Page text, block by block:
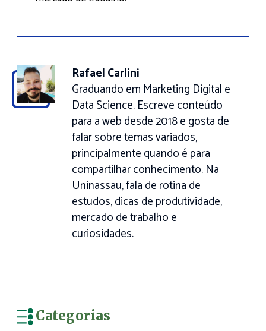
Rafael Carlini
Graduando em Marketing Digital e
Data Science. Escreve conteúdo
para a web desde 2018 e gosta de
falar sobre temas variados,
principalmente quando é para
compartilhar conhecimento. Na
Uninassau, fala de rotina de
estudos, dicas de produtividade,
mercado de trabalho e
curiosidades.
Categorias